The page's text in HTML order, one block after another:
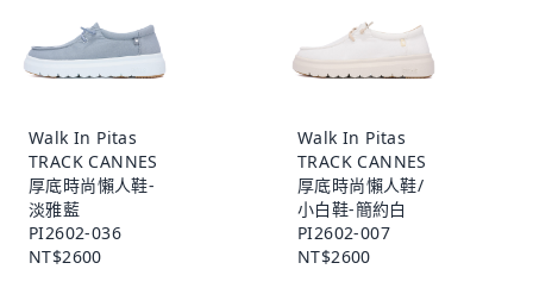
Walk In Pitas
TRACK CANNES
厚底時尚懶人鞋-
淡雅藍
PI2602-036
NT$2600
Walk In Pitas
TRACK CANNES
厚底時尚懶人鞋/
小白鞋-簡約白
PI2602-007
NT$2600